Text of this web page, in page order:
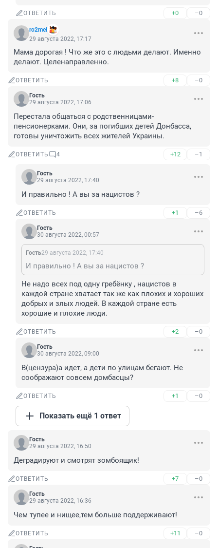
ОТВЕТИТЬ +0 –0
ro2mel
29 августа 2022, 17:17
Мама дорогая ! Что же это с людьми делают. Именно
делают. Целенаправленно.
ОТВЕТИТЬ +8 –0
Гость
29 августа 2022, 17:06
Перестала общаться с родственницами-
пенсионерками. Они, за погибших детей Донбасса,
готовы уничтожить всех жителей Украины.
ОТВЕТИТЬ 4 +12 –1
Гость
29 августа 2022, 17:40
И правильно ! А вы за нацистов ?
ОТВЕТИТЬ +1 –6
Гость
30 августа 2022, 00:57
Гость29 августа 2022, 17:40
И правильно ! А вы за нацистов ?
Не надо всех под одну гребёнку , нацистов в
каждой стране хватает так же как плохих и хороших
добрых и злых людей. В каждой стране есть
хорошие и плохие люди.
ОТВЕТИТЬ +2 –0
Гость
30 августа 2022, 09:00
В(цензура)а идет, а дети по улицам бегают. Не
соображают совсем домбасцы?
ОТВЕТИТЬ +1 –0
Показать ещё 1 ответ
Гость
29 августа 2022, 16:50
Деградируют и смотрят зомбоящик!
ОТВЕТИТЬ +7 –0
Гость
29 августа 2022, 16:36
Чем тупее и нищее,тем больше поддерживают!
ОТВЕТИТЬ +11 –0